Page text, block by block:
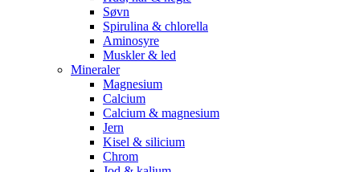
Søvn
Spirulina & chlorella
Aminosyre
Muskler & led
Mineraler
Magnesium
Calcium
Calcium & magnesium
Jern
Kisel & silicium
Chrom